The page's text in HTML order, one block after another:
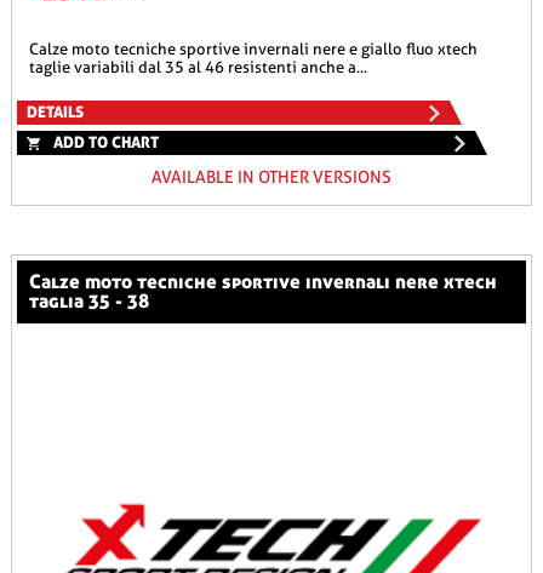
calze moto tecniche sportive invernali nere e giallo fluo xtech
taglie variabili dal 35 al 46 resistenti anche a...
DETAILS
ADD TO CHART
AVAILABLE IN OTHER VERSIONS
calze moto tecniche sportive invernali nere xtech
taglia 35 - 38